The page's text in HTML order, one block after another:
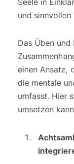
und
Das Üben
einen Ansatz,
die mentale
umfasst. Hier
umsetzen